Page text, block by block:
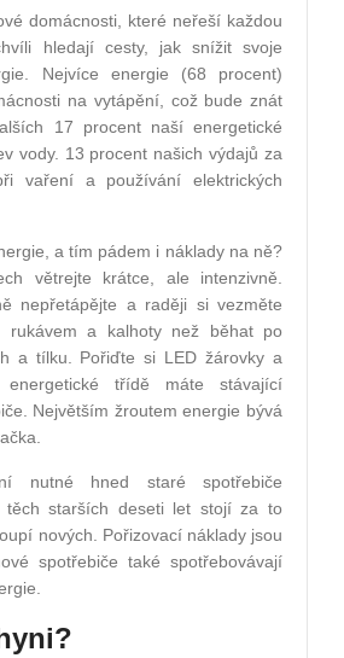
domácnosti, které neřeší každou
hledají cesty, jak snížit svoje
Nejvíce energie (68 procent)
na vytápění, což bude znát
17 procent naší energetické
vody. 13 procent našich výdajů za
vaření a používání elektrických
a tím pádem i náklady na ně?
větrejte krátce, ale intenzivně.
nepřetápějte a raději si vezměte
rukávem a kalhoty než běhat po
a tílku. Pořiďte si LED žárovky a
třídě máte stávající
Největším žroutem energie bývá
nutné hned staré spotřebiče
těch starších deseti let stojí za to
nových. Pořizovací náklady jsou
spotřebiče také spotřebovávají